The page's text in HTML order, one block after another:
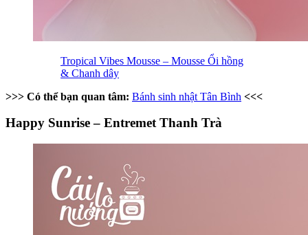
Tropical Vibes Mousse – Mousse Ổi hồng
& Chanh dây
>>> Có thể bạn quan tâm: Bánh sinh nhật Tân Bình <<<
Happy Sunrise – Entremet Thanh Trà